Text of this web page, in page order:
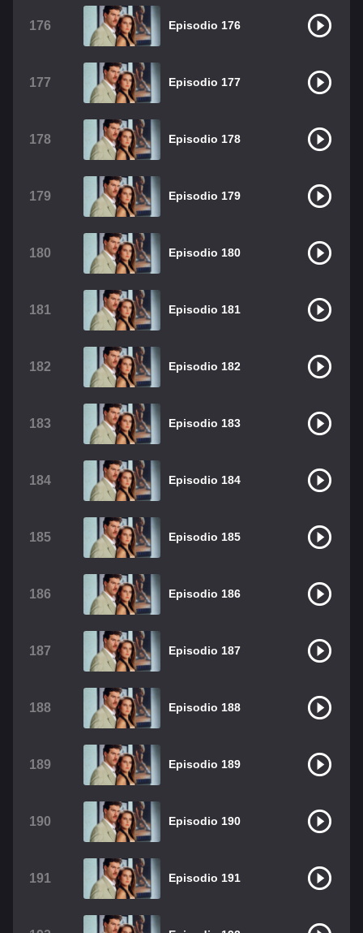
176 Episodio 176
177 Episodio 177
178 Episodio 178
179 Episodio 179
180 Episodio 180
181 Episodio 181
182 Episodio 182
183 Episodio 183
184 Episodio 184
185 Episodio 185
186 Episodio 186
187 Episodio 187
188 Episodio 188
189 Episodio 189
190 Episodio 190
191 Episodio 191